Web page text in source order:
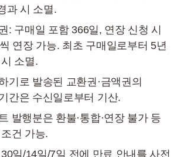
과 시 소멸.
: 구매일 포함 366일, 연장 신청 시
연장 가능. 최초 구매일로부터 5년
소멸.
기로 발송된 교환권·금액권의
간은 수신일로부터 기산.
발행분은 환불·통합·연장 불가 등
건 가능.
일/14일/7일 전에 만료 안내를 사전